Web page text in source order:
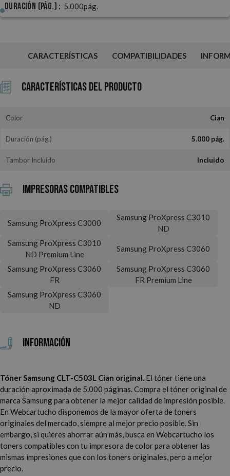
Duración (pág.) : 5.000pág.
CARACTERÍSTICAS COMPATIBILIDADES
Características del Producto
Color Cian
Duración (pág.) 5.000 pág.
Tambor Incluido Incluido
Impresoras Compatibles
Samsung ProXpress C3000
Samsung ProXpress C3010
ND
Samsung ProXpress C3010
ND Premium Line
Samsung ProXpress C3060
Samsung ProXpress C3060
FR
Samsung ProXpress C3060
FR Premium Line
Samsung ProXpress C3060
ND
Información
Tóner Samsung CLT-C503L Cian original. El tóner tiene una
duración aproximada de 5.000 páginas. Compra el tóner original de
marca Samsung para obtener la mejor calidad de impresión posible.
En Webcartucho disponemos de la mayor oferta de toners
originales del mercado, siempre al mejor precio posible. Sin
embargo, si quieres ahorrar aún más, busca en Webcartucho los
toners compatibles con tu impresora de color para obtener las
mismas impresiones que con los toners originales, pero a mejor
precio.